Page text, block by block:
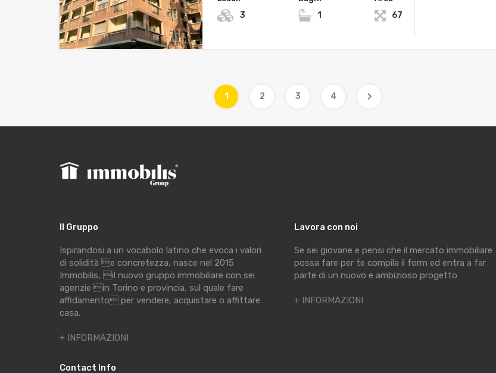
3 1 67
1 2 3 4
Il Gruppo
Ispirandosi a un vocabolo latino che evoca i valori
di solidità e concretezza, nasce nel 2015
Immobilis, il nuovo gruppo immobiliare con sei
agenzie in Torino e provincia, sul quale fare
affidamento per vendere, acquistare o affittare
casa.
+ INFORMAZIONI
Contact Info
Lavora con noi
Se sei giovane e pensi che il mercato immobiliare
possa fare per te compila il form ed entra a far
parte di un nuovo e ambizioso progetto
+ INFORMAZIONI